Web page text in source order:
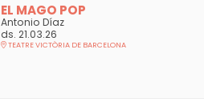
EL MAGO POP
Antonio Díaz
ds. 21.03.26
TEATRE VICTÒRIA DE BARCELONA